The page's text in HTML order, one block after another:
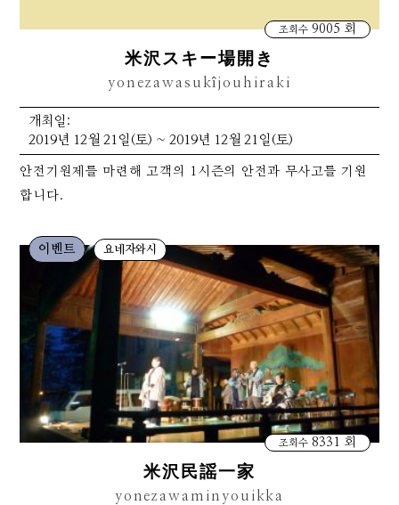
조회수9005 회
米沢スキー場開き
yonezawasukîjouhiraki
개최일:
2019년 12월 21일(토) ~ 2019년 12월 21일(토)
안전기원제를 마련해 고객의 1시즌의 안전과 무사고를 기원
합니다.
이벤트 요네자와시
조회수8331 회
米沢民謡一家
yonezawaminyouikka